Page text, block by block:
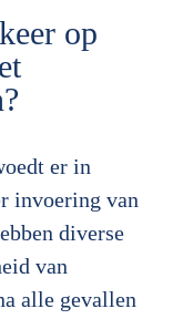
op
er in
invoering van
diverse
van
alle gevallen